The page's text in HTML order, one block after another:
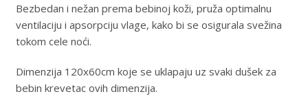
Bezbedan i nežan prema bebinoj koži, pruža optimalnu
ventilaciju i apsorpciju vlage, kako bi se osigurala svežina
tokom cele noći.
Dimenzija 120x60cm koje se uklapaju uz svaki dušek za
bebin krevetac ovih dimenzija.